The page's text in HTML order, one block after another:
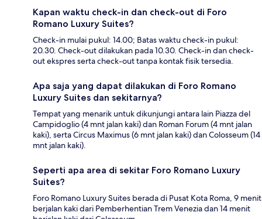
Kapan waktu check-in dan check-out di Foro
Romano Luxury Suites?
Check-in mulai pukul: 14.00; Batas waktu check-in pukul:
20.30. Check-out dilakukan pada 10.30. Check-in dan check-
out ekspres serta check-out tanpa kontak fisik tersedia.
Apa saja yang dapat dilakukan di Foro Romano
Luxury Suites dan sekitarnya?
Tempat yang menarik untuk dikunjungi antara lain Piazza del
Campidoglio (4 mnt jalan kaki) dan Roman Forum (4 mnt jalan
kaki), serta Circus Maximus (6 mnt jalan kaki) dan Colosseum (14
mnt jalan kaki).
Seperti apa area di sekitar Foro Romano Luxury
Suites?
Foro Romano Luxury Suites berada di Pusat Kota Roma, 9 menit
berjalan kaki dari Pemberhentian Trem Venezia dan 14 menit